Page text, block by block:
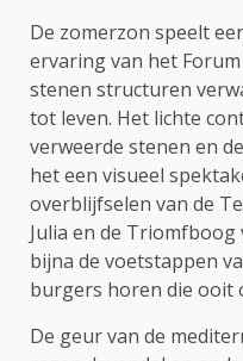
De zomerzon speelt
ervaring van het
stenen structuren
tot leven. Het lichte
verweerde stenen en
het een visueel
overblijfselen van de
Julia en de
bijna de voetstappen
burgers horen die ooit
De geur van de